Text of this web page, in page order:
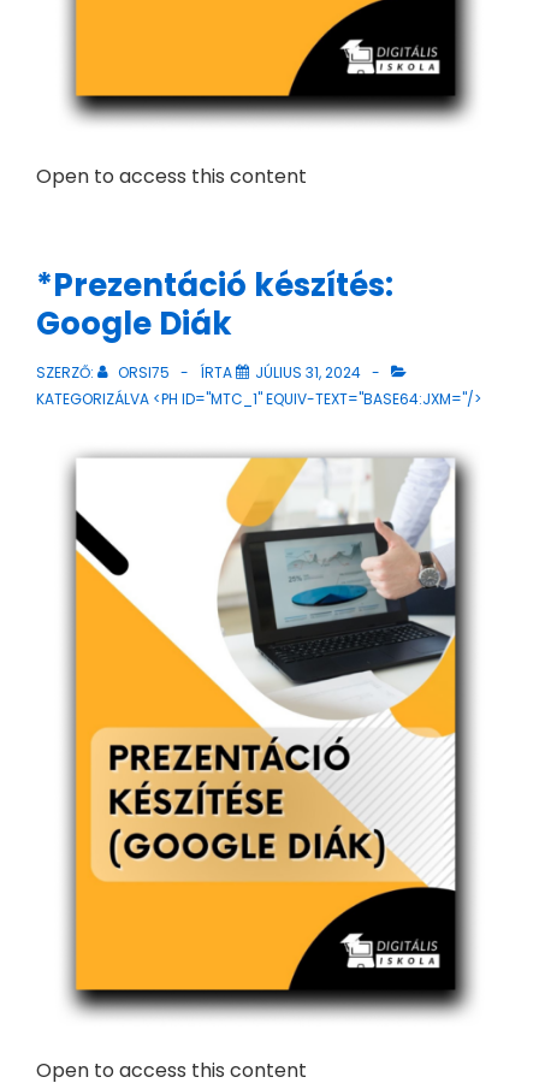
Open to access this content
*Prezentáció készítés:
Google Diák
SZERZŐ: ORSI75 ÍRTA
JÚLIUS 31, 2024
KATEGORIZÁLVA <PH ID="MTC_1" EQUIV-TEXT="BASE64:JXM="/>
Open to access this content